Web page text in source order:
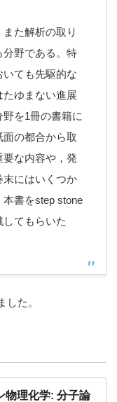
た解析の取り
野である。特
ても先駆的な
ゆまない進展
を1冊の書籍に
の都合から取
要な内容や，発
末にはいくつか
書をstep stone
てもらいた
した。
物理化学: 分子論